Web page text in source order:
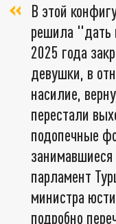
В этой
решила "дать
2025 года
девушки, в
насилие,
перестали
подопечные
парламент
министра
подробно